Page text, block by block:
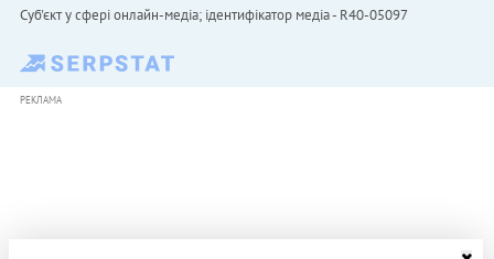
Cуб'єкт у сфері онлайн-медіа; ідентифікатор медіа - R40-05097
РЕКЛАМА